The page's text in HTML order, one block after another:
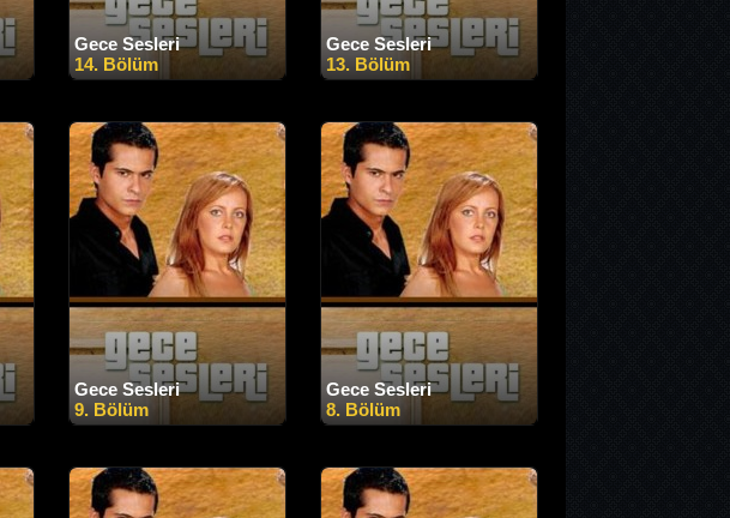
Gece Sesleri
14. Bölüm
Gece Sesleri
13. Bölüm
Gece Sesleri
9. Bölüm
Gece Sesleri
8. Bölüm